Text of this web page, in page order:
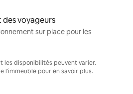
voyageurs
sur place pour les
les disponibilités peuvent varier.
l'immeuble pour en savoir plus.